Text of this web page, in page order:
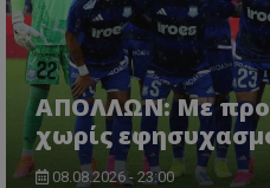
ΑΠΟΛΛΩΝ: Με
χωρίς
08.08.2026 - 23:00